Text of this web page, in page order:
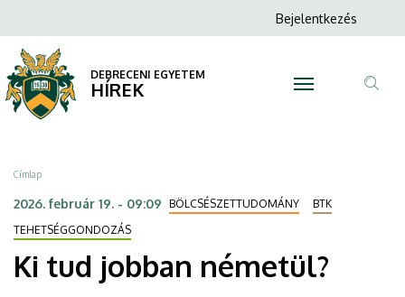
tud
jobban
németül?
DEBRECENI
EGYETEM
a
tartalomra
Anonim
menüje
Bejelentkezés
DEBRECENI EGYETEM
HÍREK
Morzsa
Címlap
2026. február 19. - 09:09 BÖLCSÉSZETTUDOMÁNY
BTK
TEHETSÉGGONDOZÁS
Ki tud jobban németül?